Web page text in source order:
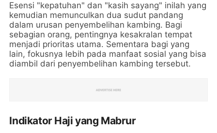
Esensi "kepatuhan" dan "kasih sayang" inilah yang
kemudian memunculkan dua sudut pandang
dalam urusan penyembelihan kambing. Bagi
sebagian orang, pentingnya kesakralan tempat
menjadi prioritas utama. Sementara bagi yang
lain, fokusnya lebih pada manfaat sosial yang bisa
diambil dari penyembelihan kambing tersebut.
Indikator Haji yang Mabrur